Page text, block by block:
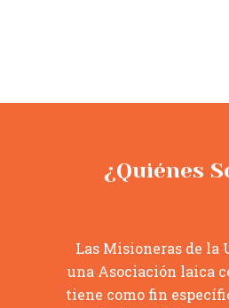
¿Quiénes
Las Misioneras de la
una Asociación laica
tiene como fin